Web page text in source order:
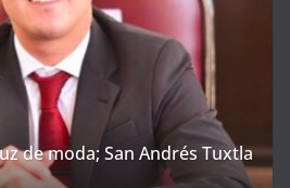
de moda; San Andrés Tuxtla